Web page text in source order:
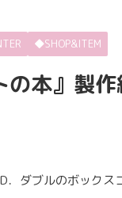
◆SHOP&ITEM
の本』製
ダブルのボックス